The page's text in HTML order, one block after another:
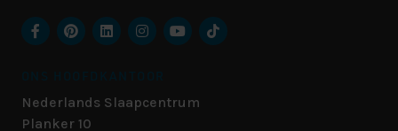
Nederlands Slaapcentrum
Planker 10